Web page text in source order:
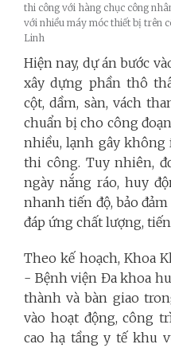
thi công với hàng chục công
với nhiều máy móc thiết bị trên
Linh
Hiện nay, dự án bước
xây dựng phần thô
cột, dầm, sàn, vách
chuẩn bị cho công
nhiều, lạnh gây
thi công. Tuy nhiên,
ngày nắng ráo, huy
nhanh tiến độ, bảo
đáp ứng chất lượng, tiến
Theo kế hoạch, Khoa
- Bệnh viện Đa khoa
thành và bàn giao
vào hoạt động, công
cao hạ tầng y tế khu